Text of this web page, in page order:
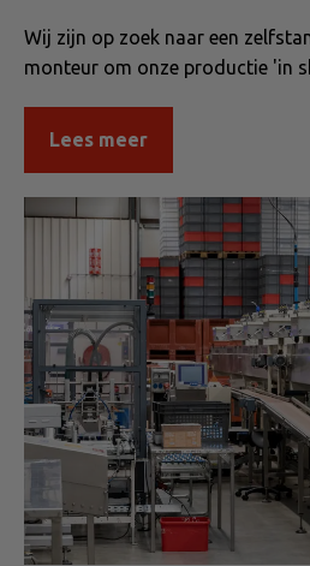
Wij zijn op zoek naar een
monteur om onze productie 'in
Lees meer